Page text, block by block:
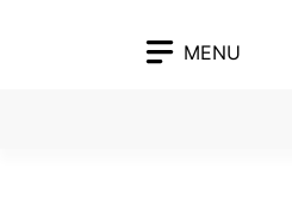
MENU